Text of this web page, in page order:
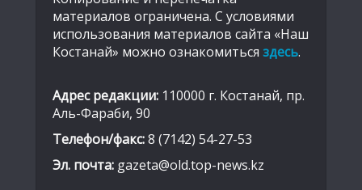
материалов ограничена. С условиями
использования материалов сайта «Наш
Костанай» можно ознакомиться здесь.
Адрес редакции: 110000 г. Костанай, пр.
Аль-Фараби, 90
Телефон/факс:8 (7142) 54-27-53
Эл. почта: gazeta@old.top-news.kz